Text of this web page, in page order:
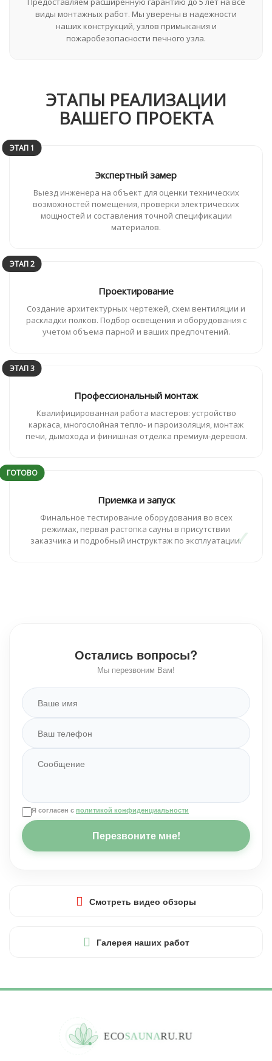
виды монтажных работ. Мы уверены в надежности
наших конструкций, узлов примыкания и
пожаробезопасности печного узла.
ЭТАПЫ РЕАЛИЗАЦИИ
ВАШЕГО ПРОЕКТА
ЭТАП 1
Экспертный замер
Выезд инженера на объект для оценки технических
возможностей помещения, проверки электрических
мощностей и составления точной спецификации
материалов.
ЭТАП 2
Проектирование
Создание архитектурных чертежей, схем вентиляции и
раскладки полков. Подбор освещения и оборудования с
учетом объема парной и ваших предпочтений.
ЭТАП 3
Профессиональный монтаж
Квалифицированная работа мастеров: устройство
каркаса, многослойная тепло- и пароизоляция, монтаж
печи, дымохода и финишная отделка премиум-деревом.
ГОТОВО
Приемка и запуск
Финальное тестирование оборудования во всех
режимах, первая растопка сауны в присутствии
заказчика и подробный инструктаж по эксплуатации.
Остались вопросы?
Мы перезвоним Вам!
Я согласен с политикой конфиденциальности
Перезвоните мне!
Смотреть видео обзоры
Галерея наших работ
ECOSAUNARU.RU